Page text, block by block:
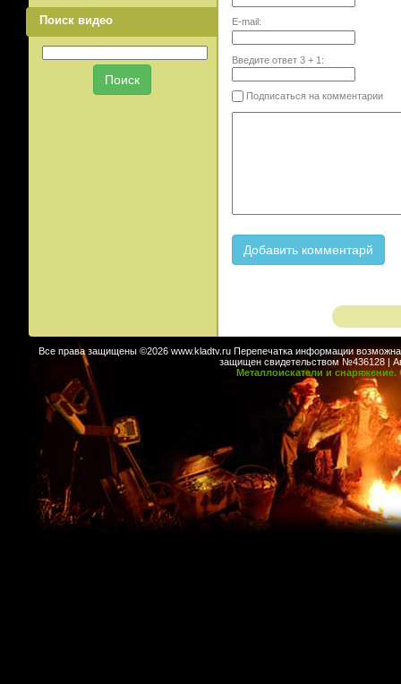
Поиск видео E-mail:
Введите ответ 3+ 1 :
Подписаться на комментарии
Все права защищены ©2026 www.kladtv.ru Перепечатка информации возможна
защищен свидетельством №436128 |
Металлоискатели и